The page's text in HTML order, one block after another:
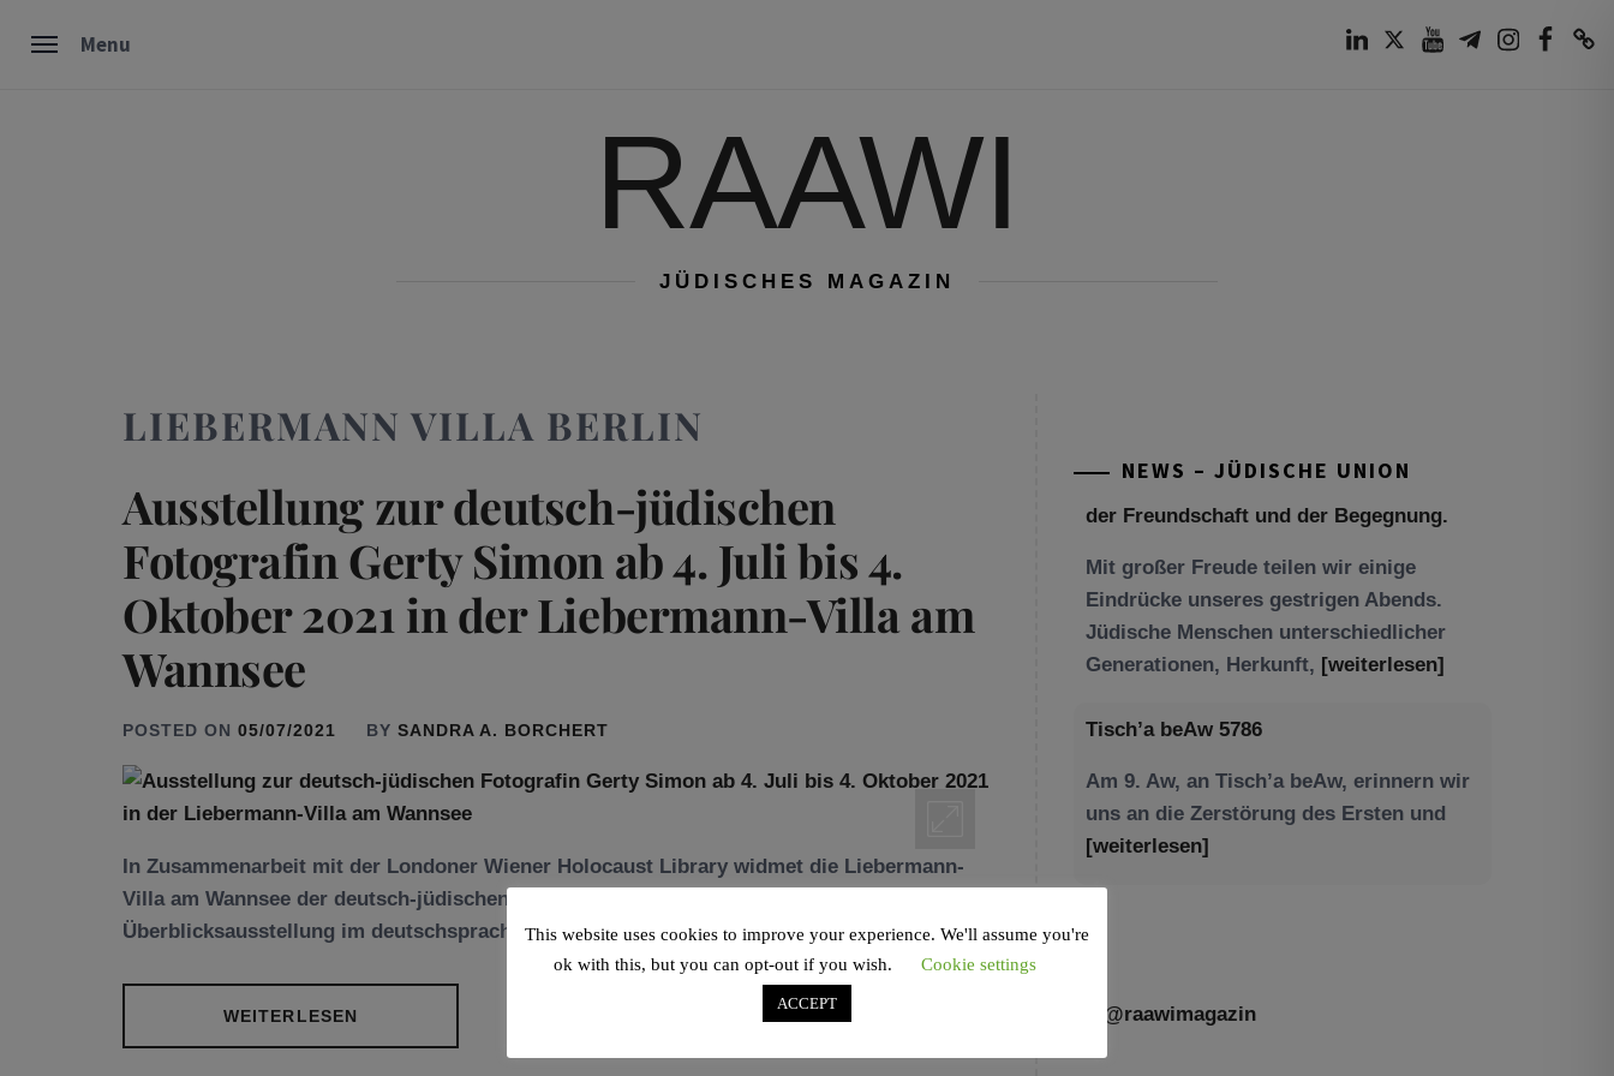
Menu
RAAWI
JÜDISCHES MAGAZIN
LIEBERMANN VILLA BERLIN
Ausstellung zur deutsch-jüdischen
Fotografin Gerty Simon ab 4. Juli bis 4.
Oktober 2021 in der Liebermann-Villa am
Wannsee
POSTED ON 05/07/2021 BY SANDRA A. BORCHERT
In Zusammenarbeit mit der Londoner Wiener Holocaust Library widmet die Liebermann-
Villa am Wannsee der deutsch-jüdischen Fotografin Gerty Simon (1887–1970) die erste
Überblicksausstellung im deutschsprachigen Raum.
WEITERLESEN
NEWS – JÜDISCHE UNION
Jüdische Menschen unterschiedlicher
Am 9. Aw, an Tisch’a beAw, erinnern wir
uns an die Zerstörung des Ersten und
[weiterlesen]
@raawimagazin
This website uses cookies to improve your experience. We'll assume you're
ok with this, but you can opt-out if you wish.
Cookie settings
ACCEPT